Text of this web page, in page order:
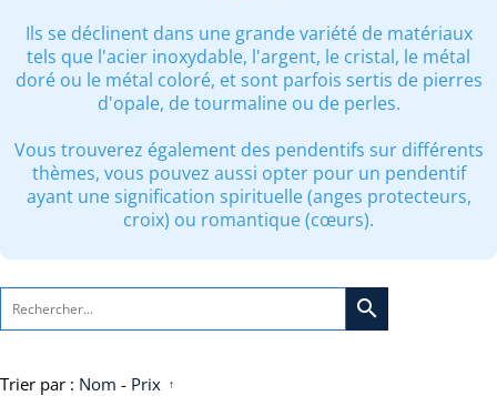
Ils se déclinent dans une grande variété de matériaux
tels que l'acier inoxydable, l'argent, le cristal, le métal
doré ou le métal coloré, et sont parfois sertis de pierres
d'opale, de tourmaline ou de perles.
Vous trouverez également des pendentifs sur différents
thèmes, vous pouvez aussi opter pour un pendentif
ayant une signification spirituelle (anges protecteurs,
croix) ou romantique (cœurs).
search
Trier par : Nom - Prix